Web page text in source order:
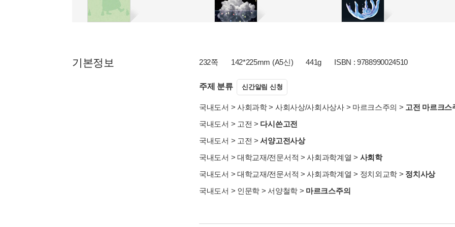
기본정보 232쪽 142*225mm (A5신) 441g ISBN : 9788990024510
주제 분류 신간알림 신청
국내도서 > 사회과학> 사회사상/사회사상사> 마르크스주의 > 고전 마르크스
국내도서 > 고전 > 다시쓴고전
국내도서 > 고전 >서양고전사상
국내도서 > 대학교재/전문서적 >사회과학계열 > 사회학
국내도서 > 대학교재/전문서적 >사회과학계열 > 정치외교학 > 정치사상
국내도서 > 인문학 >서양철학> 마르크스주의